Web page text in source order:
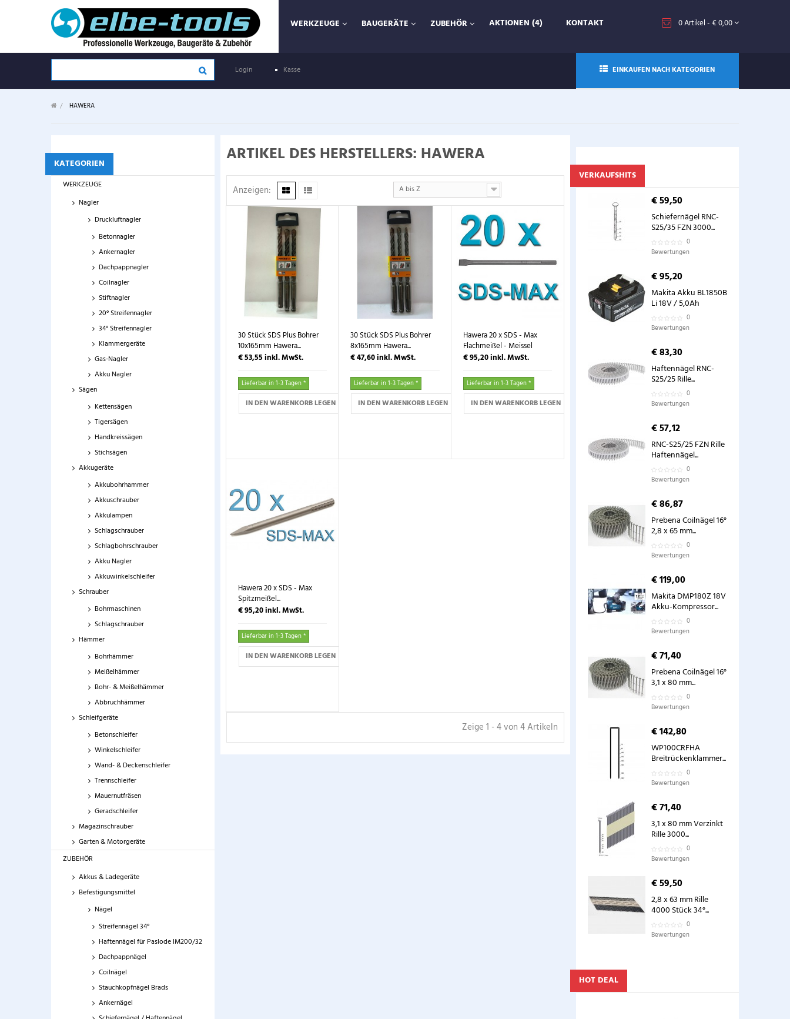
0Artikel- € 0,00
WERKZEUGE BAUGERÄTE ZUBEHÖR AKTIONEN (4) KONTAKT
Login Kasse EINKAUFEN NACH KATEGORIEN
HAWERA
KATEGORIEN
WERKZEUGE
Nagler
Druckluftnagler
Betonnagler
Ankernagler
Dachpappnagler
Coilnagler
Stiftnagler
20° Streifennagler
34° Streifennagler
Klammergeräte
Gas-Nagler
Akku Nagler
Sägen
Kettensägen
Tigersägen
Handkreissägen
Stichsägen
Akkugeräte
Akkubohrhammer
Akkuschrauber
Akkulampen
Schlagschrauber
Schlagbohrschrauber
Akku Nagler
Akkuwinkelschleifer
Schrauber
Bohrmaschinen
Schlagschrauber
Hämmer
Bohrhämmer
Meißelhämmer
Bohr- & Meißelhämmer
Abbruchhämmer
Schleifgeräte
Betonschleifer
Winkelschleifer
Wand- & Deckenschleifer
Trennschleifer
Mauernutfräsen
Geradschleifer
Magazinschrauber
Garten & Motorgeräte
ZUBEHÖR
Akkus & Ladegeräte
Befestigungsmittel
Nägel
Streifennägel 34°
Haftennägel für Paslode IM200/32
Dachpappnägel
Coilnägel
Stauchkopfnägel Brads
Ankernägel
ARTIKEL DES HERSTELLERS: HAWERA
Anzeigen: A bis Z
30 Stück SDS Plus Bohrer
10x165mm Hawera...
€ 53,55inkl. MwSt.
Lieferbar in 1-3 Tagen *
IN DEN WARENKORB LEGEN
30 Stück SDS Plus Bohrer
8x165mm Hawera...
€ 47,60inkl. MwSt.
Lieferbar in 1-3 Tagen *
IN DEN WARENKORB LEGEN
Hawera 20 x SDS - Max
Flachmeißel - Meissel
€ 95,20inkl. MwSt.
Lieferbar in 1-3 Tagen *
IN DEN WARENKORB LEGEN
Hawera 20 x SDS - Max
Spitzmeißel...
€ 95,20inkl. MwSt.
Lieferbar in 1-3 Tagen *
IN DEN WARENKORB LEGEN
Zeige 1 - 4 von 4 Artikeln
VERKAUFSHITS
€ 59,50
Schiefernägel RNC-
S25/35 FZN 3000...
0
Bewertungen
€ 95,20
Makita Akku BL1850B
Li 18V / 5,0Ah
0
Bewertungen
€ 83,30
Haftennägel RNC-
S25/25 Rille...
0
Bewertungen
€ 57,12
RNC-S25/25 FZN Rille
Haftennägel...
0
Bewertungen
€ 86,87
Prebena Coilnägel 16°
2,8 x 65 mm...
0
Bewertungen
€ 119,00
Makita DMP180Z 18V
Akku-Kompressor...
0
Bewertungen
€ 71,40
Prebena Coilnägel 16°
3,1 x 80 mm...
0
Bewertungen
€ 142,80
WP100CRFHA
Breitrückenklammer...
0
Bewertungen
€ 71,40
3,1 x 80 mm Verzinkt
Rille 3000...
0
Bewertungen
€ 59,50
2,8 x 63 mm Rille
4000 Stück 34°...
0
Bewertungen
HOT DEAL